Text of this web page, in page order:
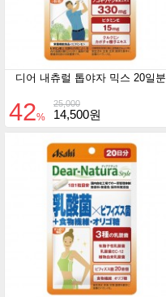
디어 내츄럴 톱야자 믹스 20일분
25,000
42% 14,500원